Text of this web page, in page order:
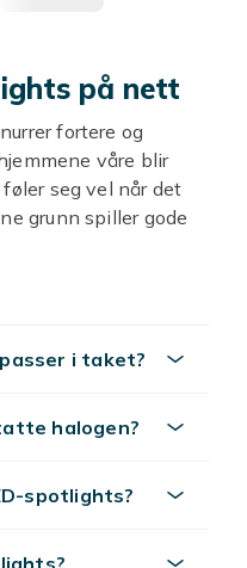
på nett
fortere og
våre blir
seg vel når det
grunn spiller gode
og billig utvalg av
god og
benkebelysning
også et innhold
kjøp
i taket?
halogen?
spotlights?